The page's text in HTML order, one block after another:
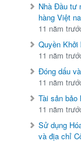
Nhà Đầu tư
hàng Việt
11 năm
Quyền Khởi
11 năm
Đóng dấu
11 năm
Tài sản bảo
11 năm
Sử dụng
và địa chỉ